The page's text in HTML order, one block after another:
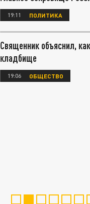
19:11 ПОЛИТИКА
Священник объяснил,
кладбище
19:06 ОБЩЕСТВО